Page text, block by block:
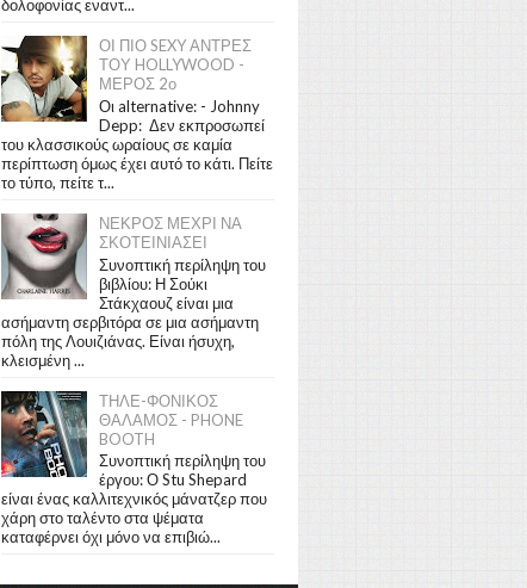
δολοφονίας εναντ...
ΟΙ ΠΙΟ SEXY ΑΝΤΡΕΣ
ΤΟΥ HOLLYWOOD -
ΜΕΡΟΣ 2ο
Οι alternative: - Johnny
Depp: Δεν εκπροσωπεί
του κλασσικούς ωραίους σε καμία
περίπτωση όμως έχει αυτό το κάτι. Πείτε
το τύπο, πείτε τ...
ΝΕΚΡΟΣ ΜΕΧΡΙ ΝΑ
ΣΚΟΤΕΙΝΙΑΣΕΙ
Συνοπτική περίληψη του
βιβλίου: Η Σούκι
Στάκχαουζ είναι μια
ασήμαντη σερβιτόρα σε μια ασήμαντη
πόλη της Λουιζιάνας. Είναι ήσυχη,
κλεισμένη ...
ΤΗΛΕ-ΦΟΝΙΚΟΣ
ΘΑΛΑΜΟΣ - PHONE
BOOTH
Συνοπτική περίληψη του
έργου: Ο Stu Shepard
είναι ένας καλλιτεχνικός μάνατζερ που
χάρη στο ταλέντο στα ψέματα
καταφέρνει όχι μόνο να επιβιώ...